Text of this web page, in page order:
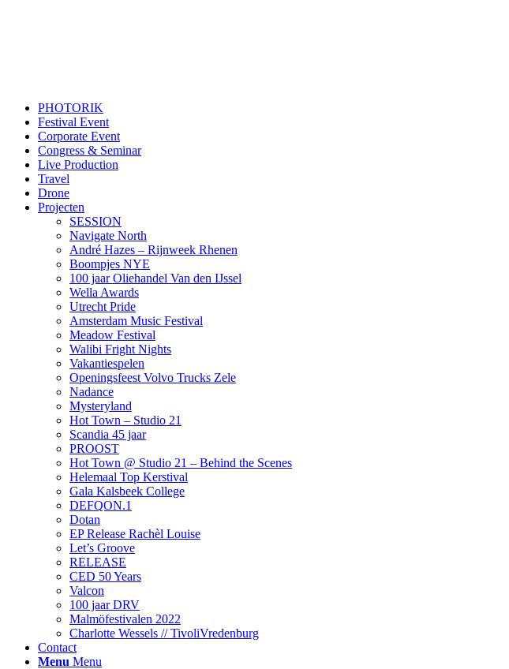
PHOTORIK
Festival Event
Corporate Event
Congress & Seminar
Live Production
Travel
Drone
Projecten
SESSION
Navigate North
André Hazes – Rijnweek Rhenen
Boompjes NYE
100 jaar Oliehandel Van den IJssel
Wella Awards
Utrecht Pride
Amsterdam Music Festival
Meadow Festival
Walibi Fright Nights
Vakantiespelen
Openingsfeest Volvo Trucks Zele
Nadance
Mysteryland
Hot Town – Studio 21
Scandia 45 jaar
PROOST
Hot Town @ Studio 21 – Behind the Scenes
Helemaal Top Kerstival
Gala Kalsbeek College
DEFQON.1
Dotan
EP Release Rachèl Louise
Let’s Groove
RELEASE
CED 50 Years
Valcon
100 jaar DRV
Malmöfestivalen 2022
Charlotte Wessels // TivoliVredenburg
Contact
Menu Menu